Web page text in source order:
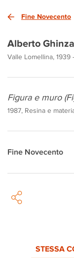
Fine Novecento
Alberto
Valle Lomellina, 1939
Figura e muro
1987, Resina e
Fine Novecento
STESSA